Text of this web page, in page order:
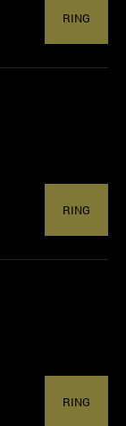
RING
RING
RING